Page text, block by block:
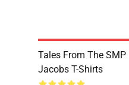
Tales From The
Jacobs T-Shirts